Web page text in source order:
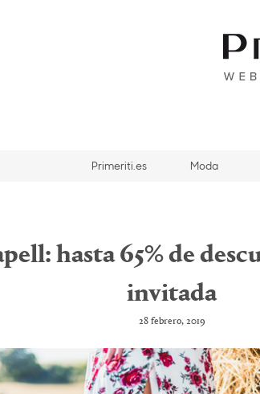
Primeriti.es Moda
hasta 65% de
invitada
28 febrero, 2019